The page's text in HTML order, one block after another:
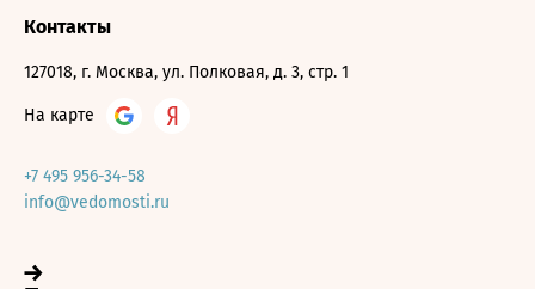
Контакты
127018, г. Москва, ул. Полковая, д. 3, стр. 1
На карте
+7 495 956-34-58
info@vedomosti.ru